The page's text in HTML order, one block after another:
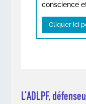
conscience
Cliquer ici
L’ADLPF,